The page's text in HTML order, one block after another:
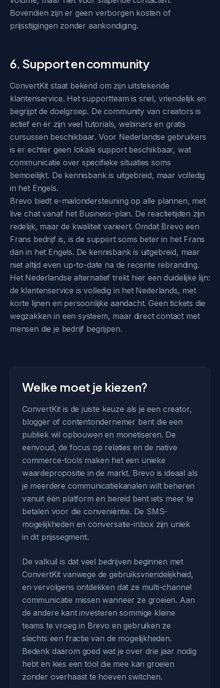
Bovendien zijn er geen verborgen kosten of
prijsstijgingen zonder aankondiging.
6. Support en community
ConvertKit staat bekend om zijn uitstekende
klantenservice. Het supportteam is snel, vriendelijk en
begrijpt de doelgroep. De community van creators is
actief en er zijn veel tutorials, webinars en gratis
cursussen beschikbaar. Voor Nederlandse gebruikers
is er echter geen lokale support beschikbaar, wat
communicatie over specifieke situaties soms
bemoeilijkt. De kennisbank is uitgebreid, maar volledig
in het Engels.
Brevo biedt e-mailondersteuning op alle plannen, met
live chat vanaf het Business-plan. De reactietijden zijn
redelijk, maar de kwaliteit varieert. Omdat Brevo een
Frans bedrijf is, is de support soms beter in het Frans
dan in het Engels. De kennisbank is uitgebreid, maar
niet altijd even up-to-date na de recente rebranding.
Het Nederlandse alternatief trekt hier een duidelijke lijn:
de klantenservice is volledig in het Nederlands, met
korte lijnen en persoonlijke aandacht. Geen tickets die
wegzakken in een systeem, maar direct contact met
mensen die je bedrijf begrijpen.
Welke moet je kiezen?
ConvertKit is de juiste keuze als je een creator,
blogger of contentondernemer bent die een
publiek wil opbouwen en monetiseren. De
eenvoud, de focus op relaties en de native
commerce-tools maken het een unieke
waardepropositie in de markt. Brevo is ideaal als
je meerdere communicatiekanalen wilt beheren
vanuit één platform en bereid bent iets meer te
betalen voor die conveniëntie. De SMS-
mogelijkheden en conversatie-inbox zijn uniek
in dit prijssegment.
De valkuil is dat veel bedrijven beginnen met
ConvertKit vanwege de gebruiksvriendelijkheid,
en vervolgens ontdekken dat ze multi-channel
communicatie missen wanneer ze groeien. Aan
de andere kant investeren sommige kleine
teams te vroeg in Brevo en gebruiken ze
slechts een fractie van de mogelijkheden.
Bedenk daarom goed wat je over drie jaar nodig
hebt en kies een tool die mee kan groeien
zonder overhaast te hoeven switchen.